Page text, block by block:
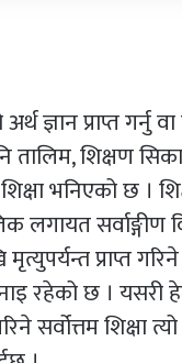
ज्ञान प्राप्त गर्नु
शिक्षण
भनिएको छ ।
लगायत सर्वाङ्गीण
प्राप्त
रहेको छ । यसरी
सर्वोत्तम शिक्षा